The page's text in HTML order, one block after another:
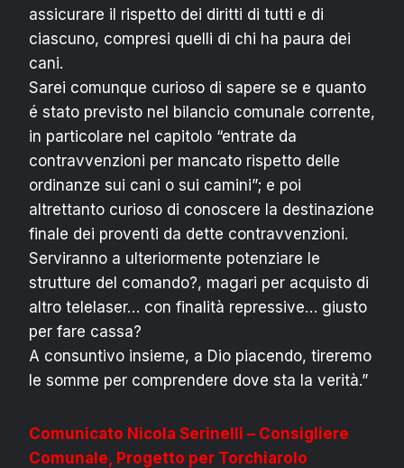
assicurare il rispetto dei diritti di tutti e di
ciascuno, compresi quelli di chi ha paura dei
cani.
Sarei comunque curioso di sapere se e quanto
é stato previsto nel bilancio comunale corrente,
in particolare nel capitolo “entrate da
contravvenzioni per mancato rispetto delle
ordinanze sui cani o sui camini”; e poi
altrettanto curioso di conoscere la destinazione
finale dei proventi da dette contravvenzioni.
Serviranno a ulteriormente potenziare le
strutture del comando?, magari per acquisto di
altro telelaser… con finalità repressive… giusto
per fare cassa?
A consuntivo insieme, a Dio piacendo, tireremo
le somme per comprendere dove sta la verità.”
Comunicato Nicola Serinelli – Consigliere
Comunale, Progetto per Torchiarolo